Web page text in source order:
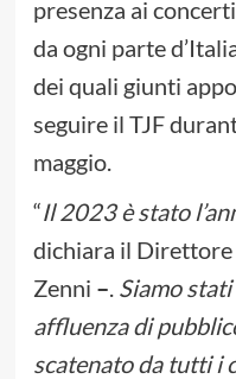
presenza ai
da ogni parte
dei quali giunti
seguire il TJF
maggio.
“Il 2023 è stato
dichiara il Direttore
Zenni – Siamo
affluenza di
scatenato da tutti i